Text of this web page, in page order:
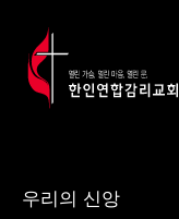
우리의 신앙